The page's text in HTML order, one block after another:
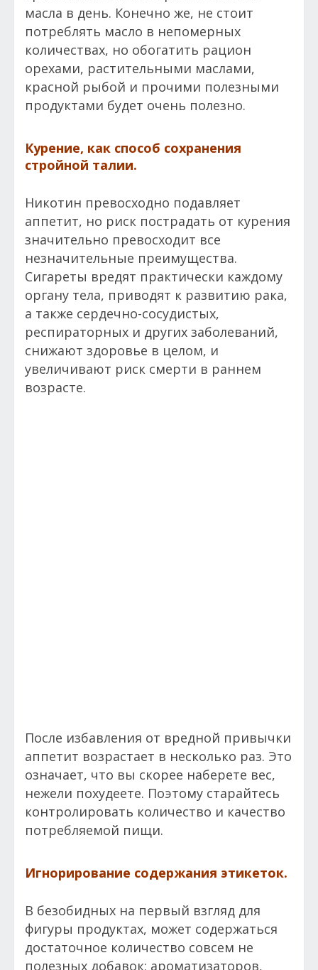
масла в день. Конечно же, не стоит
потреблять масло в непомерных
количествах, но обогатить рацион
орехами, растительными маслами,
красной рыбой и прочими полезными
продуктами будет очень полезно.
Курение, как способ сохранения
стройной талии.
Никотин превосходно подавляет
аппетит, но риск пострадать от курения
значительно превосходит все
незначительные преимущества.
Сигареты вредят практически каждому
органу тела, приводят к развитию рака,
а также сердечно-сосудистых,
респираторных и других заболеваний,
снижают здоровье в целом, и
увеличивают риск смерти в раннем
возрасте.
После избавления от вредной привычки
аппетит возрастает в несколько раз. Это
означает, что вы скорее наберете вес,
нежели похудеете. Поэтому старайтесь
контролировать количество и качество
потребляемой пищи.
Игнорирование содержания этикеток.
В безобидных на первый взгляд для
фигуры продуктах, может содержаться
достаточное количество совсем не
полезных добавок: ароматизаторов,